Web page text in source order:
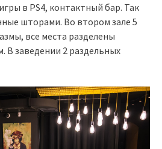
в PS4, контактный бар. Так
шторами. Во втором зале 5
все места разделены
В заведении 2 раздельных